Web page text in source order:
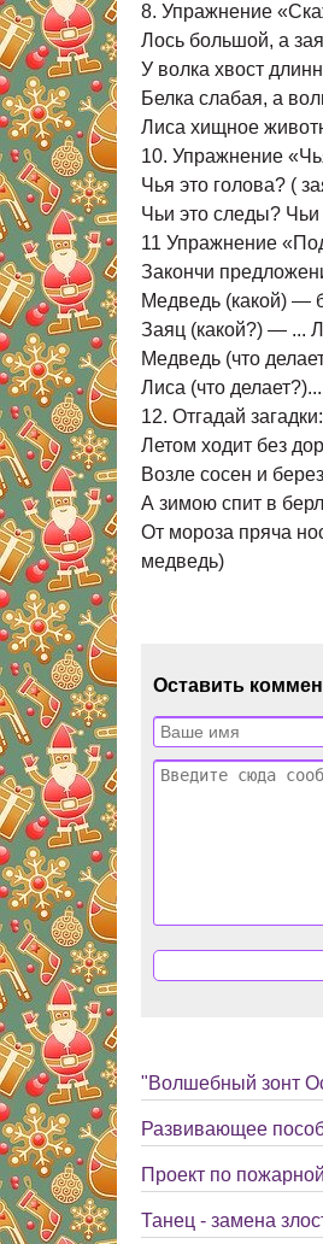
8. Упражнение
Лось большой, а
У волка хвост
Белка слабая, а
Лиса хищное
10. Упражнение
Чья это голова? (
Чьи это следы? Чьи
11 Упражнение
Закончи
Медведь (какой) —
Заяц (какой?) — ...
Медведь (что
Лиса (что
12. Отгадай загадки:
Летом ходит без
Возле сосен и
А зимою спит в
От мороза пряча
медведь)
Оставить
"Волшебный зонт
Развивающее
Проект по
Танец - замена